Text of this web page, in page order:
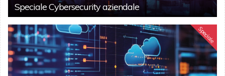
Speciale Cybersecurity aziendale
Speciale